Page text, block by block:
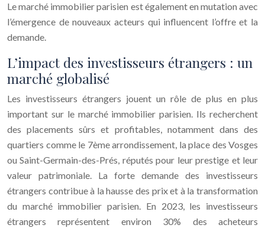
Le marché immobilier parisien est également en mutation avec
l’émergence de nouveaux acteurs qui influencent l’offre et la
demande.
L’impact des investisseurs étrangers : un
marché globalisé
Les investisseurs étrangers jouent un rôle de plus en plus
important sur le marché immobilier parisien. Ils recherchent
des placements sûrs et profitables, notamment dans des
quartiers comme le 7ème arrondissement, la place des Vosges
ou Saint-Germain-des-Prés, réputés pour leur prestige et leur
valeur patrimoniale. La forte demande des investisseurs
étrangers contribue à la hausse des prix et à la transformation
du marché immobilier parisien. En 2023, les investisseurs
étrangers représentent environ 30% des acheteurs